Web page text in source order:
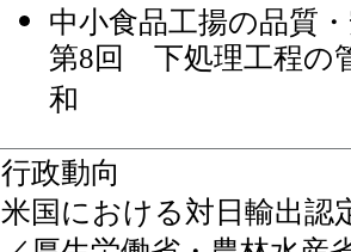
中小食品工揚の品質
第8回 下処理工程の
和
行政動向
米国における対日輸出認